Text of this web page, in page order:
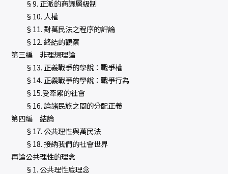
§9. 正派的商議層級制
§10. 人權
§11. 對萬民法之程序的評論
§12. 終結的觀察
第三編 非理想理論
§13. 正義戰爭的學說：戰爭權
§14. 正義戰爭的學說：戰爭行為
§15.受牽累的社會
§16. 論諸民族之間的分配正義
第四編 結論
§17. 公共理性與萬民法
§18. 接納我們的社會世界
再論公共理性的理念
§1. 公共理性底理念